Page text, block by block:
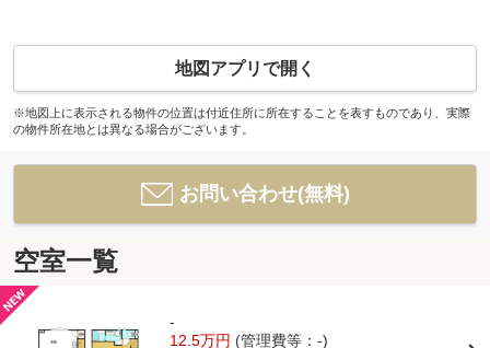
地図アプリで開く
※地図上に表示される物件の位置は付近住所に所在することを表すものであり、実際
の物件所在地とは異なる場合がございます。
お問い合わせ(無料)
空室一覧
-
12.5万円 (管理費等：-)